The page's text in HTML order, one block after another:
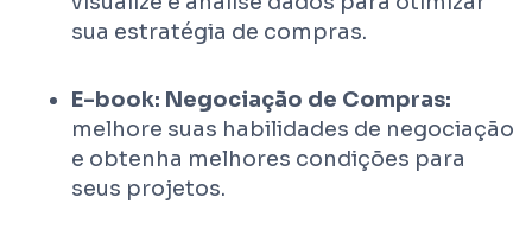
sua estratégia de compras.
E-book: Negociação de Compras:
melhore suas habilidades de negociação
e obtenha melhores condições para
seus projetos.